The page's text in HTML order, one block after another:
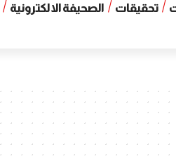
تحقيقات الصحيفة الالكترونية